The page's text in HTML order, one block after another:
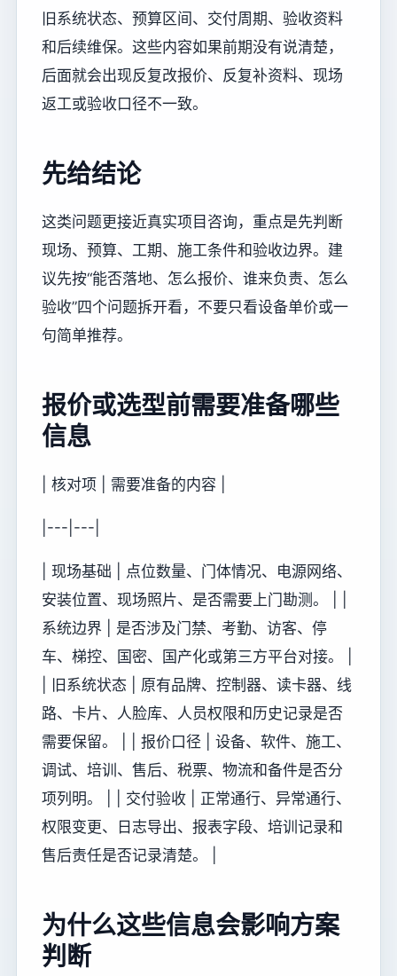
旧系统状态、预算区间、交付周期、验收资料
和后续维保。这些内容如果前期没有说清楚，
后面就会出现反复改报价、反复补资料、现场
返工或验收口径不一致。
先给结论
这类问题更接近真实项目咨询，重点是先判断
现场、预算、工期、施工条件和验收边界。建
议先按“能否落地、怎么报价、谁来负责、怎么
验收”四个问题拆开看，不要只看设备单价或一
句简单推荐。
报价或选型前需要准备哪些
信息
| 核对项 | 需要准备的内容 |
|---|---|
| 现场基础 | 点位数量、门体情况、电源网络、
安装位置、现场照片、是否需要上门勘测。 | |
系统边界 | 是否涉及门禁、考勤、访客、停
车、梯控、国密、国产化或第三方平台对接。 |
| 旧系统状态 | 原有品牌、控制器、读卡器、线
路、卡片、人脸库、人员权限和历史记录是否
需要保留。 | | 报价口径 | 设备、软件、施工、
调试、培训、售后、税票、物流和备件是否分
项列明。 | | 交付验收 | 正常通行、异常通行、
权限变更、日志导出、报表字段、培训记录和
售后责任是否记录清楚。 |
为什么这些信息会影响方案
判断